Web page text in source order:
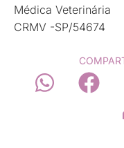
Médica Veterinária
CRMV -SP/54674